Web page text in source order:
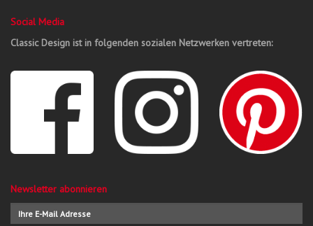
Social Media
Classic Design ist in folgenden sozialen Netzwerken vertreten:
Newsletter abonnieren